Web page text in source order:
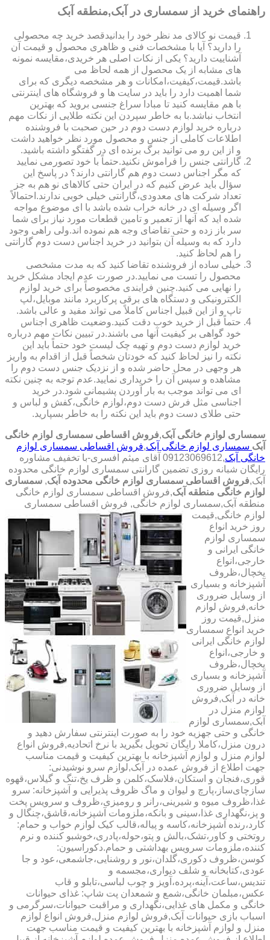
راهنمای خرید از سمساری در آبک,منطقه آبک
قیمت نو کالای مد نظر خود را بدانیدقصد خرید چه محصولی
را دارید؟ آیا با مشخصات فنی و ظاهری محصول و قیمت آن
آشناییت دارید؟ یکی از نکات اصلی هر خریدی،مقایسه نمونه
های مشابه از یک محصول از همه لحاظ می
باشد.قیمت،کیفیت،امکانات و هر مشخصه دیگری که برای
شما اهمیت دارد را باید در سایت ها و فروشگاه های اینترنتی
با هم مقایسه کنید تا مبادا سراغ جنسی بروید که بهترین
انتخاب نباشد.با به خاطر سپردن این نکته طلایی از نکات مهم
درباره خرید لوازم دست دوم در حین صحبت با فروشنده
اطلاعات کاملی از جنس و محصول مورد نظر خواهید داشت
و از این رو می توانید برگ برنده ای در گفتگو داشته باشید.
گارانتی جنس را فراموش نکنید.حتماً با خود تصورمی نمایید
که مگر اجناس دست دوم هم گارانتی دارند؟ در پاسخ این
سؤال باید عرض کنیم که در ایران حتی کالاهای نو هم به جز
تعداد شرکت های معدودی،گارانتی خیلی خوبی ندارند.احتمالاً
اگر وسیله ای در خانه خراب شده باشد با ای موضوع مواجه
شده اید که آنها از تعمیر و تامین قطعات مورد نیاز برای شما
سر باز زده و حتی تقاضای وجه هم نموده اند.ولی راهی وجود
دارد که به وسیله آن بتوانید در خرید اجناس دست دوم گارانتی
را هم لحاظ کنید.
خیلی ساده از فروشنده تقاضا کنید که به مدت مشخصی
محصول را تست می نمایید.در صورت عدم ایجاد مشکل خرید
را نهایی می کنید.چنین فرایندی مخصوصاً برای خرید لوازم
الکترونیکی و دستگاه های برقی پرکاربرد مانند موبایل،لپ
تاپ و از این قبیل اجناس کاملاً می تواند مفید و عالی باشد.
حتماً قبل از خرید خوب دقت کنید.وضعیت ظاهری اجناس
خود گواهی بر کیفیت آنها می باشند.در تبیین نکات مهم درباره
خرید لوازم دست دوم و تهیه چک لیست خود حتماً باید این
نکته را نیز لحاظ کنید که خودتان شخصاً قبل از اقدام به واریز
هر وجهی در محل حاضر شده و از نزدیک جنس دست دوم را
مشاهده و سپس آن را خریداری نمایید.عدم توجه به چنین نکته
ای می تواند موجب به بار آوردن پشیمانی شود.در خرید
اجناسی مثل فرش دست دوم،لوازم خانگی،کفش و لباس و
حتی طلای دست دوم باید این نکته را به خاطر بسپارید.
سمساری لوازم خانگی آبک,فروش اقساطی سمساری لوازم خانگی
آبک سمساری لوازم خانگی آبک,فروش اقساطی سمساری لوازم
خانگی آبک
,09123069612 آقای میثم افسری-با تخفیف مشاوره
رایگان شبانه روزی تضمین گارانتی سمساری لوازم خانگی محدوده
آبک,فروش اقساطی سمساری لوازم خانگی محدوده آبک, سمساری
لوازم خانگی منطقه آبک,فروش اقساطی سمساری لوازم خانگی
منطقه آبک,سمساری لوازم خانگی, فروش اقساطی سمساری
لوازم خانگی,قیمت
روز خرید انواع
سمساری لوازم
خانگی ایرانی و
خارجی،انواع
یخچال،ظروف
آشپزخانه و بسیاری
از وسایل ضروری
خانه,فروش لوازم
منزل,قیمت روز
خرید انواع سمساری
لوازم خانگی ایرانی
و خارجی،انواع
یخچال،ظروف
آشپزخانه و بسیاری
از وسایل ضروری
خانه در آبک,فروش
لوازم منزل در
آبک,سمساری لوازم
خانگی و حتی جهزیه خود را به صورت اینترنتی سفارش دهید و
درون منزل،کاملا رایگان تحویل بگیرید با نرخ اتحادیه,فروش انواع
لوازم منزل و لوازم آشپزخانه با بهترین کیفیت و قیمت مناسب
جهت اطلاع از فروش عمده در آبک,لوازم سرو نوشیدنی:
قوری،فنجان و استکان،فلاسک،کلمن و ظرف یخ،تنگ و گیلاس،قهوه
سازچای‌ساز،پارچ و لیوان و ماگ ظروف پذیرایی و آشپزخانه: سرو
غذا،ظروف میوه و شیرینی،رانر و رومیزی،ظروف و سرویس پخت
و پز،نگهداری غذا،سینی و بانکه،ملزومات آشپزخانه،قاشق،چنگال و
کارد،رنده آشپزخانه،کاسه و پیاله،قالب کیک لوازم خواب و حمام:
روتختی و کاور،تشک،بالش و پتو،حوله،پادری،خوشبو کننده و نرم
کننده،ملزومات سرویس بهداشتی و حمام.دکوراسیون:
کوسن،ظروف دکوری،گلدان،نور و روشنایی،جاشمعی،عود و جا
عودی،کتابخانه و شلف دیواری،مجسمه و
تندیس،ساعت،آینه،پرده،آویز و چوب لباسی،تابلو و قاب
عکس،مبلمان خانگی،شمع و شمعدان پت شاپ: غذای حیوانات
خانگی و مکمل های غذایی،نگهداری و مراقبت حیوانات،سرگرمی و
اسباب بازی حیوانات آبک,فروش لوازم منزل,فروش انواع لوازم
منزل و لوازم آشپزخانه با بهترین کیفیت و قیمت مناسب جهت